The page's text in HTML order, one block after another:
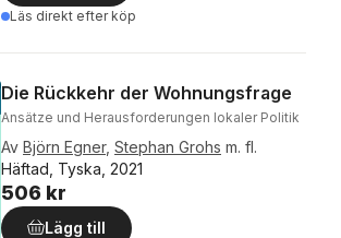
Läs direkt efter köp
Die Rückkehr der Wohnungsfrage
Ansätze und Herausforderungen lokaler Politik
Av Björn Egner, Stephan Grohs m. fl.
Häftad, Tyska, 2021
506 kr
Lägg till